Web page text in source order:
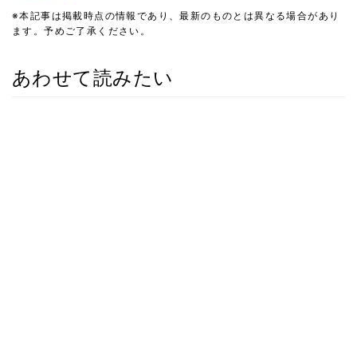
※本記事は掲載時点の情報であり、最新のものとは異なる場合があり
ます。予めご了承ください。
あわせて読みたい